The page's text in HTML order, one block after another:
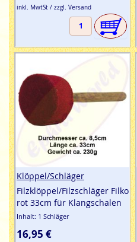
inkl. MwtSt / zzgl. Versand
Klöppel/Schläger
Filzklöppel/Filzschläger Filko
rot 33cm für Klangschalen
Inhalt: 1 Schläger
16,95 €